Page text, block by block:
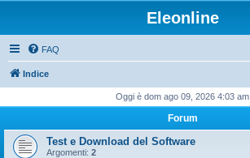
Eleonline
FAQ
Indice
Oggi è dom ago 09, 2026 4:03 am
Forum
Test e Download del Software
Argomenti: 2